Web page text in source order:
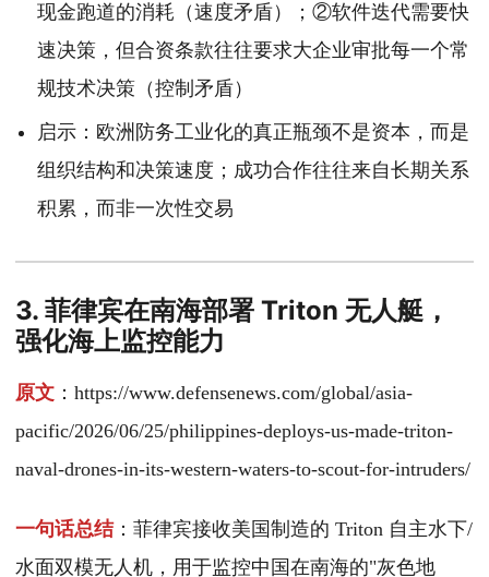
现金跑道的消耗（速度矛盾）；②软件迭代需要快
速决策，但合资条款往往要求大企业审批每一个常
规技术决策（控制矛盾）
启示：欧洲防务工业化的真正瓶颈不是资本，而是
组织结构和决策速度；成功合作往往来自长期关系
积累，而非一次性交易
3. 菲律宾在南海部署 Triton 无人艇，
强化海上监控能力
原文 ：https://www.defensenews.com/global/asia-
pacific/2026/06/25/philippines-deploys-us-made-triton-
naval-drones-in-its-western-waters-to-scout-for-intruders/
一句话总结：菲律宾接收美国制造的 Triton 自主水下/
水面双模无人机，用于监控中国在南海的"灰色地